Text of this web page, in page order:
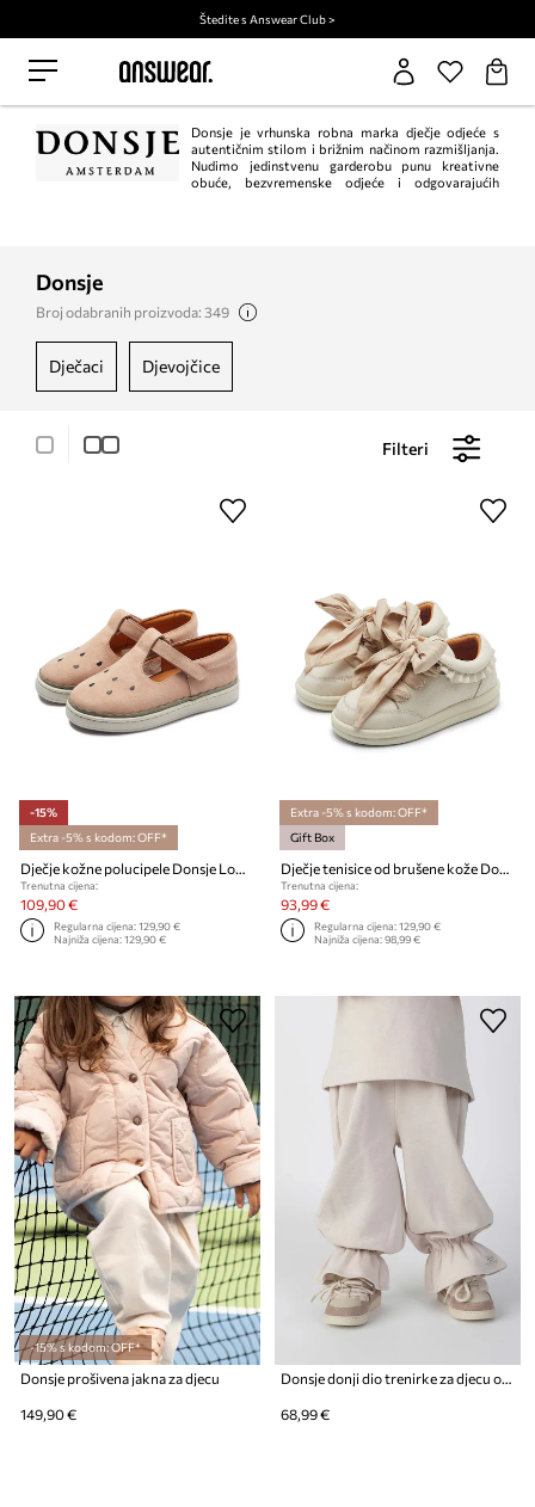
Štedite s Answear Club >
Donsje je vrhunska robna marka dječje odjeće s
autentičnim stilom i brižnim načinom razmišljanja.
Nudimo jedinstvenu garderobu punu kreativne
obuće, bezvremenske odjeće i odgovarajućih
Donsje
Broj odabranih proizvoda: 349
dječaci djevojčice
Filteri
-15%
Extra -5% s kodom: OFF*
Dječje kožne polucipele Donsje Lowy Shoes Watermelon
Trenutna cijena:
109,90 €
Regularna cijena:129,90 €
Najniža cijena:129,90 €
Extra -5% s kodom: OFF*
Gift Box
Dječje tenisice od brušene kože Donsje Lexley Sneakers
Trenutna cijena:
93,99 €
Regularna cijena:129,90 €
Najniža cijena:98,99 €
-15% s kodom: OFF*
Donsje prošivena jakna za djecu
149,90 €
Donsje donji dio trenirke za djecu od pamuka Lindelwa Trousers
68,99 €